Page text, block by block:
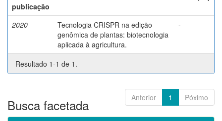
publicação
2020
Tecnologia CRISPR na edição
genômica de plantas: biotecnologia
aplicada à agricultura.
-
Resultado 1-1 de 1.
Anterior 1 Póximo
Busca facetada